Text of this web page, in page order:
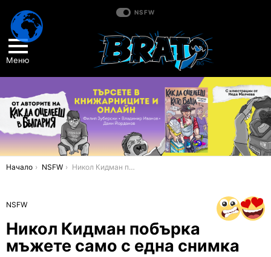
NSFW
Меню
You are here:
Начало NSFW Никол Кидман побърка мъжете само с една снимка
NSFW
Никол Кидман побърка
мъжете само с една снимка